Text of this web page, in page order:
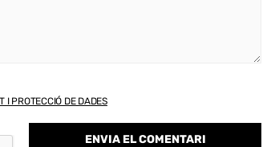
I PROTECCIÓ DE DADES